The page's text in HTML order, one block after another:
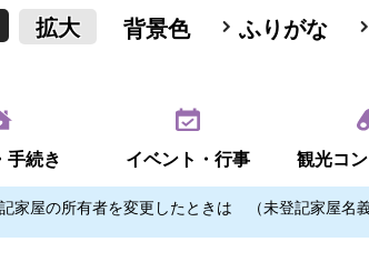
拡大 背景色 ふりがな
手続き イベント・行事 観光コ
家屋の所有者を変更したときは （未登記家屋名義